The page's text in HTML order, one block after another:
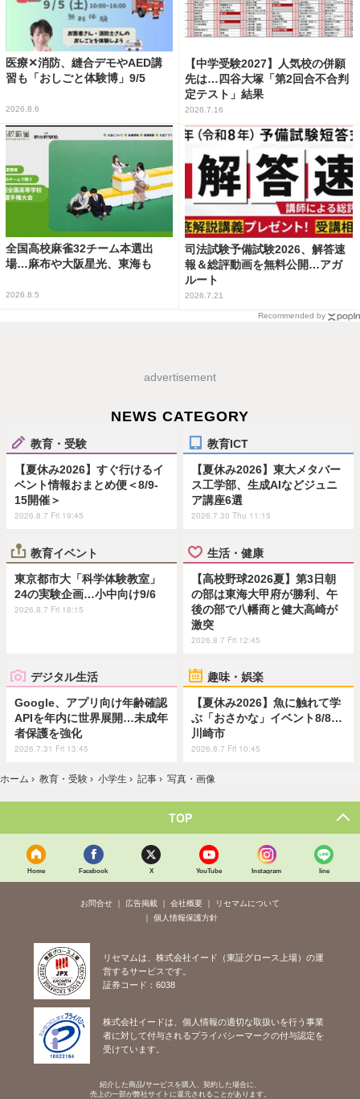
医療✕消防、縫合デモやAED講
習も「おしごと体験博」9/5
2026.8.6
【中学受験2027】人気校の併願
先は…四谷大塚「第2回合不合判
定テスト」結果
2026.7.16
全国高校麻雀32チーム本選出
場…麻布や大阪星光、東海も
2026.8.5
司法試験予備試験2026、解答速
報＆総評動画を無料公開…アガ
ルート
2026.7.21
Recommended by
advertisement
NEWS CATEGORY
教育・受験
【夏休み2026】すぐ行けるイ
ベント情報おまとめ便＜8/9-
15開催＞
2026.8.7 Fri 19:45
教育ICT
【夏休み2026】東大メタバー
ス工学部、生成AIなどジュニ
ア講座6選
2026.7.30 Thu 11:15
教育イベント
東京都市大「科学体験教室」
24の実験企画…小中向け9/6
2026.8.7 Fri 18:15
生活・健康
【高校野球2026夏】第3日朝
の部は東海大甲府が勝利、午
後の部で八幡商と健大高崎が
激突
2026.8.7 Fri 12:45
デジタル生活
Google、アプリ向け年齢確認
APIを年内に世界展開…未成年
者保護を強化
2026.7.31 Fri 13:45
趣味・娯楽
【夏休み2026】魚に触れて学
ぶ「おさかな」イベント8/8…
川崎市
2026.8.7 Fri 10:45
ホーム › 教育・受験 › 小学生 › 記事 › 写真・画像
TOP
Home Facebook X YouTube Instagram line
お問合せ 広告掲載 会社概要
リセマムについて
個人情報保護方針
リセマムは、株式会社イード（東証グロース上場）の運
営するサービスです。
証券コード：6038
株式会社イードは、個人情報の適切な取扱いを行う事業
者に対して付与されるプライバシーマークの付与認定を
受けています。
紹介した商品/サービスを購入、契約した場合に、
売上の一部が弊社サイトに還元されることがあります。